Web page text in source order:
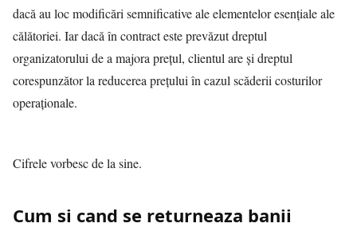
dacă au loc modificări semnificative ale elementelor esențiale ale
călătoriei. Iar dacă în contract este prevăzut dreptul
organizatorului de a majora prețul, clientul are și dreptul
corespunzător la reducerea prețului în cazul scăderii costurilor
operaționale.
Cifrele vorbesc de la sine.
Cum si cand se returneaza banii